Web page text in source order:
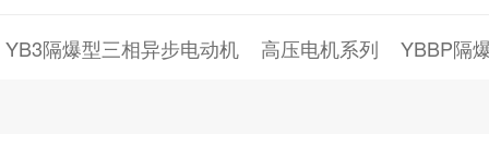
YB3隔爆型三相异步电动机 高压电机系列 YBBP隔